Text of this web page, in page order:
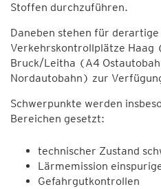
Stoffen durchzuführen.
Daneben stehen für
Verkehrskontrollplätze Haag
Bruck/Leitha (A4
Nordautobahn) zur
Schwerpunkte werden
Bereichen gesetzt:
technischer Zustand
Lärmemission
Gefahrgutkontrollen